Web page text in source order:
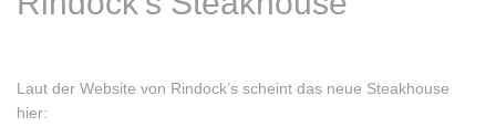
Laut der Website von Rindock’s scheint das neue Steakhouse
hier: